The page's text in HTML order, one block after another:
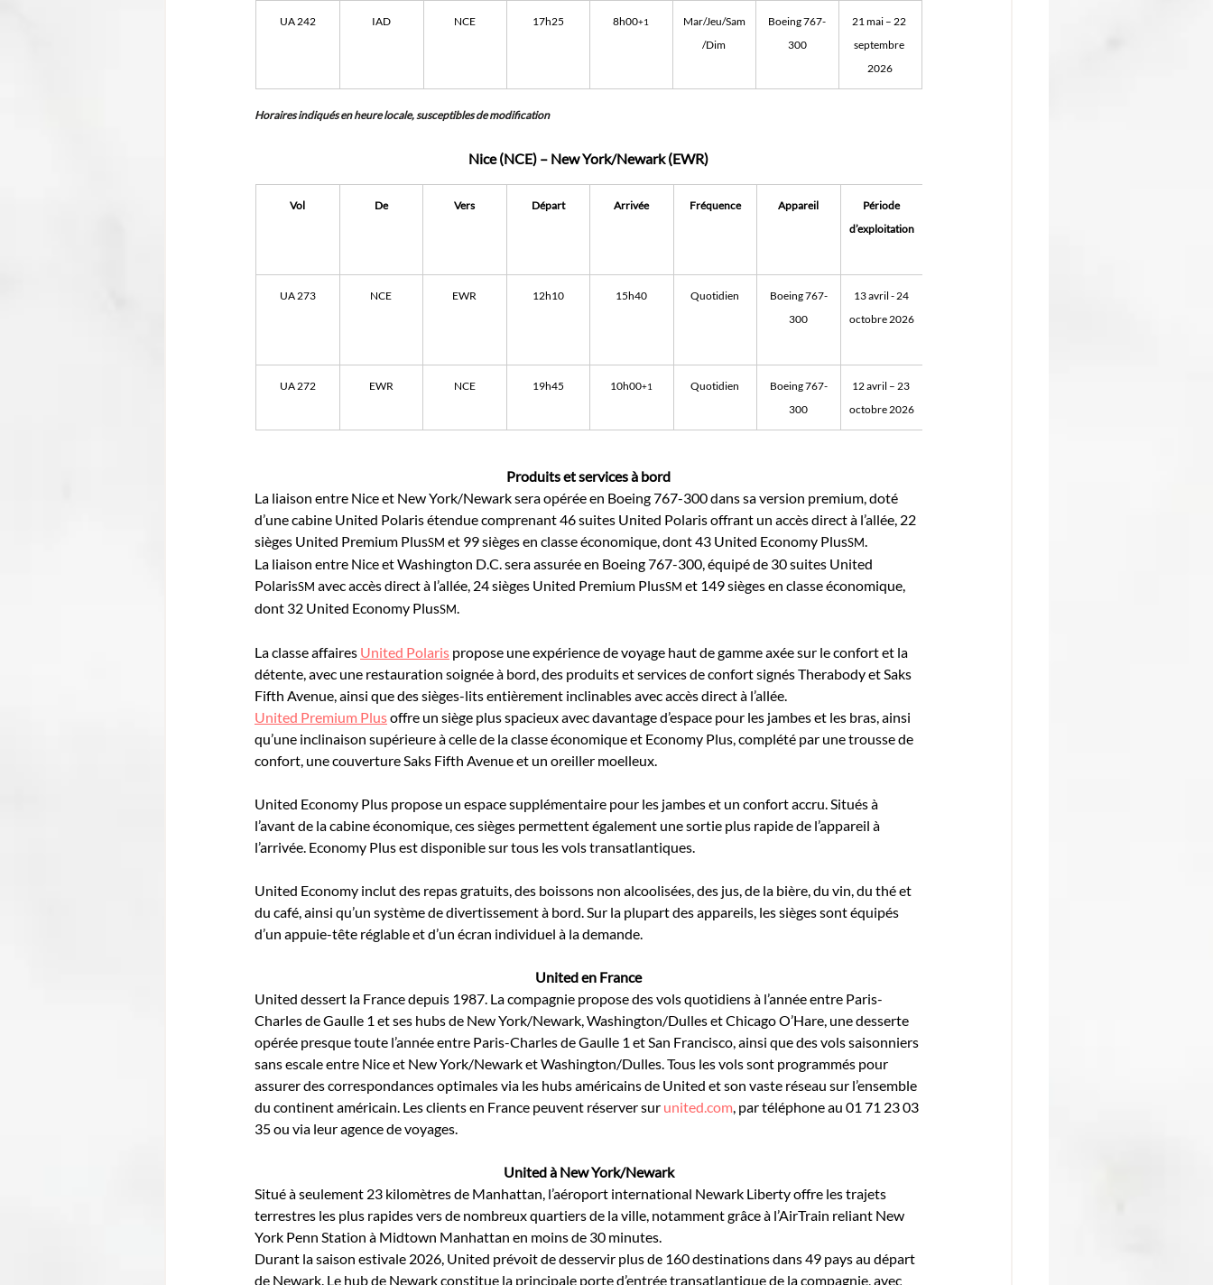
UA 242 IAD NCE 17h25 8h00+1
Mar/Jeu/Sam
/Dim
Boeing 767-
300
21 mai – 22
septembre
2026
Horaires indiqués en heure locale, susceptibles de modification
Nice (NCE) – New York/Newark (EWR)
Vol De Vers Départ Arrivée Fréquence Appareil
Période
d’exploitation
UA 273 NCE EWR 12h10 15h40 Quotidien
Boeing 767-
300
13 avril - 24
octobre 2026
UA 272 EWR NCE 19h45 10h00+1 Quotidien
Boeing 767-
300
12 avril – 23
octobre 2026
Produits et services à bord
La liaison entre Nice et New York/Newark sera opérée en Boeing 767-300 dans sa version premium, doté
d’une cabine United Polaris étendue comprenant 46 suites United Polaris offrant un accès direct à l’allée, 22
sièges United Premium PlusSM et 99 sièges en classe économique, dont 43 United Economy PlusSM.
La liaison entre Nice et Washington D.C. sera assurée en Boeing 767-300, équipé de 30 suites United
PolarisSM avec accès direct à l’allée, 24 sièges United Premium PlusSM et 149 sièges en classe économique,
dont 32 United Economy PlusSM.
La classe affaires United Polaris propose une expérience de voyage haut de gamme axée sur le confort et la
détente, avec une restauration soignée à bord, des produits et services de confort signés Therabody et Saks
Fifth Avenue, ainsi que des sièges-lits entièrement inclinables avec accès direct à l’allée.
United Premium Plus offre un siège plus spacieux avec davantage d’espace pour les jambes et les bras, ainsi
qu’une inclinaison supérieure à celle de la classe économique et Economy Plus, complété par une trousse de
confort, une couverture Saks Fifth Avenue et un oreiller moelleux.
United Economy Plus propose un espace supplémentaire pour les jambes et un confort accru. Situés à
l’avant de la cabine économique, ces sièges permettent également une sortie plus rapide de l’appareil à
l’arrivée. Economy Plus est disponible sur tous les vols transatlantiques.
United Economy inclut des repas gratuits, des boissons non alcoolisées, des jus, de la bière, du vin, du thé et
du café, ainsi qu’un système de divertissement à bord. Sur la plupart des appareils, les sièges sont équipés
d’un appuie-tête réglable et d’un écran individuel à la demande.
United en France
United dessert la France depuis 1987. La compagnie propose des vols quotidiens à l’année entre Paris-
Charles de Gaulle 1 et ses hubs de New York/Newark, Washington/Dulles et Chicago O’Hare, une desserte
opérée presque toute l’année entre Paris-Charles de Gaulle 1 et San Francisco, ainsi que des vols saisonniers
sans escale entre Nice et New York/Newark et Washington/Dulles. Tous les vols sont programmés pour
assurer des correspondances optimales via les hubs américains de United et son vaste réseau sur l’ensemble
du continent américain. Les clients en France peuvent réserver sur united.com, par téléphone au 01 71 23 03
35 ou via leur agence de voyages.
United à New York/Newark
Situé à seulement 23 kilomètres de Manhattan, l’aéroport international Newark Liberty offre les trajets
terrestres les plus rapides vers de nombreux quartiers de la ville, notamment grâce à l’AirTrain reliant New
York Penn Station à Midtown Manhattan en moins de 30 minutes.
Durant la saison estivale 2026, United prévoit de desservir plus de 160 destinations dans 49 pays au départ
de Newark. Le hub de Newark constitue la principale porte d’entrée transatlantique de la compagnie, avec